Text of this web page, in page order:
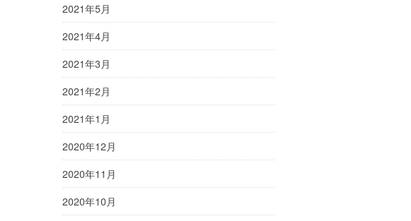
2021年5月
2021年4月
2021年3月
2021年2月
2021年1月
2020年12月
2020年11月
2020年10月